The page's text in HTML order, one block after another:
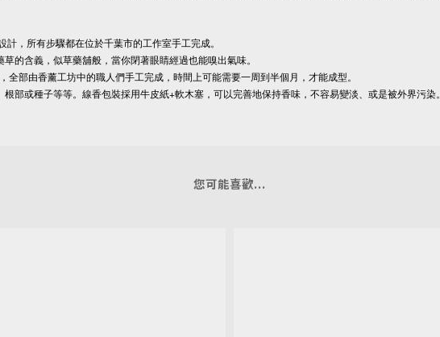
，所有步驟都在位於千葉市的工作室手工完成。
的含義，似草藥舖般，當你閉著眼睛經過也能嗅出氣味。
部由香薰工坊中的職人們手工完成，時間上可能需要一周到半個月，才能成型。
部或種子等等。線香包裝採用牛皮紙+軟木塞，可以完善地保持香味，不容易變淡、或是被外界污染。
您可能喜歡...